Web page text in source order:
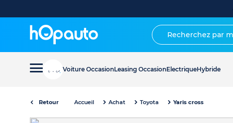
Voiture OccasionLeasing OccasionElectriqueHybride
Retour Accueil Achat Toyota Yaris cross